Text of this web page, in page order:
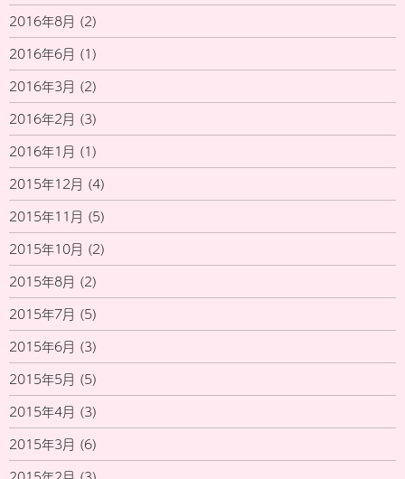
2016年8月 (2)
2016年6月 (1)
2016年3月 (2)
2016年2月 (3)
2016年1月 (1)
2015年12月 (4)
2015年11月 (5)
2015年10月 (2)
2015年8月 (2)
2015年7月 (5)
2015年6月 (3)
2015年5月 (5)
2015年4月 (3)
2015年3月 (6)